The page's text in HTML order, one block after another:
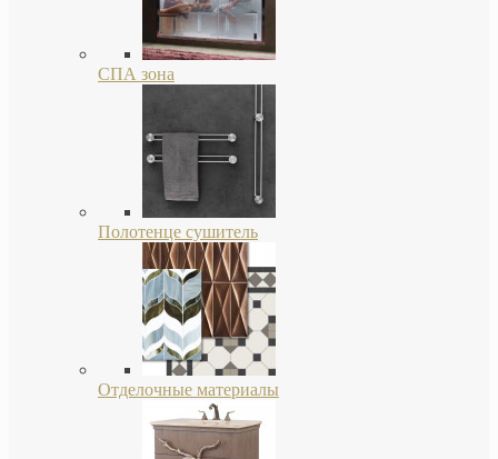
СПА зона
Полотенце сушитель
Отделочные материалы